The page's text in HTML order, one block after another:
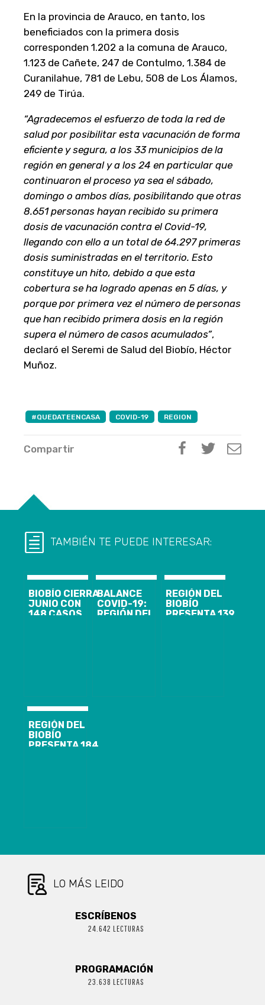
En la provincia de Arauco, en tanto, los
beneficiados con la primera dosis
corresponden 1.202 a la comuna de Arauco,
1.123 de Cañete, 247 de Contulmo, 1.384 de
Curanilahue, 781 de Lebu, 508 de Los Álamos,
249 de Tirúa.
“Agradecemos el esfuerzo de toda la red de
salud por posibilitar esta vacunación de forma
eficiente y segura, a los 33 municipios de la
región en general y a los 24 en particular que
continuaron el proceso ya sea el sábado,
domingo o ambos días, posibilitando que otras
8.651 personas hayan recibido su primera
dosis de vacunación contra el Covid-19,
llegando con ello a un total de 64.297 primeras
dosis suministradas en el territorio. Esto
constituye un hito, debido a que esta
cobertura se ha logrado apenas en 5 días, y
porque por primera vez el número de personas
que han recibido primera dosis en la región
supera el número de casos acumulados”,
declaró el Seremi de Salud del Biobío, Héctor
Muñoz.
#QUEDATEENCASA COVID-19 REGION
Compartir
TAMBIÉN TE PUEDE INTERESAR:
BIOBÍO CIERRA
JUNIO CON
148 CASOS
LOTA
BALANCE
COVID-19:
REGIÓN DEL
REGIÓN DEL
BIOBÍO
PRESENTA 139
REGIÓN DEL
BIOBÍO
PRESENTA 184
LO MÁS LEIDO
ESCRÍBENOS
24.642 LECTURAS
PROGRAMACIÓN
23.638 LECTURAS